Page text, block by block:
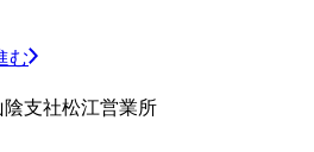
む
支社松江営業所